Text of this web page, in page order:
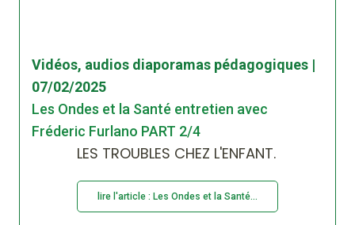
Vidéos, audios diaporamas pédagogiques |
07/02/2025
Les Ondes et la Santé entretien avec
Fréderic Furlano PART 2/4
LES TROUBLES CHEZ L'ENFANT.
lire l'article : Les Ondes et la Santé...